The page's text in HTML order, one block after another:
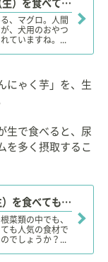
【獣医師監修】犬がマグロ（生）を食べても大丈夫？茹でたり焼い方がいい？刺し身や缶詰、アレルギーは？
、マグロ。人間
、犬用のおやつ
ていますね。...
にゃく芋」を、生
生で食べると、尿
を多く摂取するこ
【獣医師監修】犬が里芋（生）を食べても大丈夫？里芋のぬめりは
菜類の中でも、
も人気の食材で
でしょうか？...